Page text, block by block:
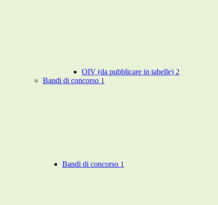
OIV (da pubblicare in tabelle) 2
Bandi di concorso 1
Bandi di concorso 1